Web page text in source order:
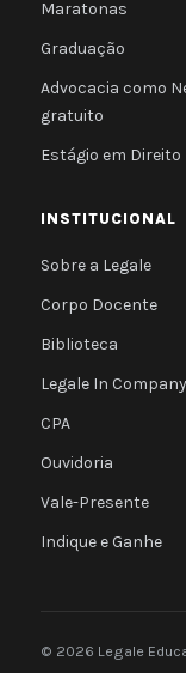
Maratonas
Graduação
Advocacia como
gratuito
Estágio em Direito
INSTITUCIONAL
Sobre a Legale
Corpo Docente
Biblioteca
Legale In Company
CPA
Ouvidoria
Vale-Presente
Indique e Ganhe
© 2026 Legale